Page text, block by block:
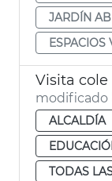
JARDÍN
ESPACIOS
Visita cole
modificado
ALCALDÍA
TODAS